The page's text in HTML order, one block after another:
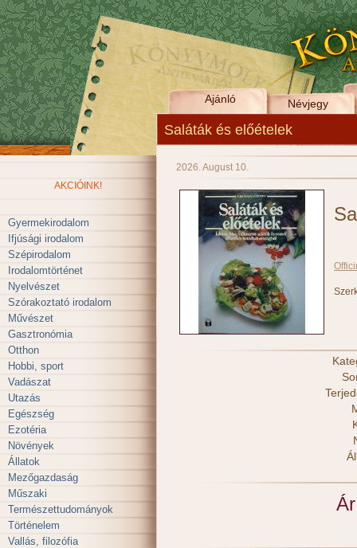
Ajánló Névjegy
Saláták és előételek
AKCIÓINK!
Gyermekirodalom
Ifjúsági irodalom
Szépirodalom
Irodalomtörténet
Nyelvészet
Szórakoztató irodalom
Művészet
Gasztronómia
Otthon
Hobbi, sport
Vadászat
Utazás
Egészség
Ezotéria
Növények
Állatok
Mezőgazdaság
Műszaki
Természettudományok
Történelem
Vallás, filozófia
2026. August 10.